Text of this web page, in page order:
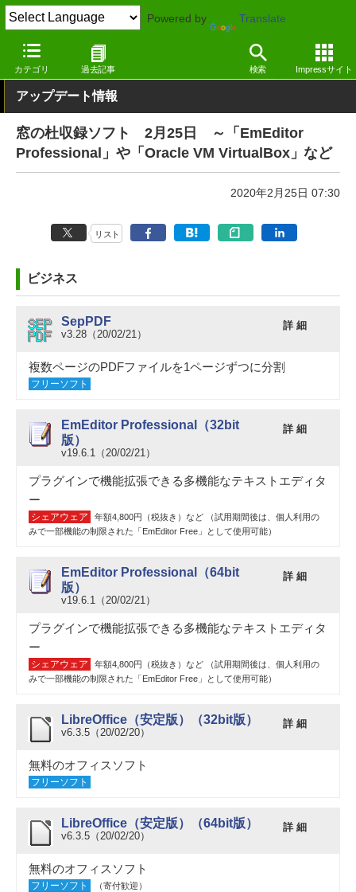
Powered by Translate
カテゴリ 過去記事 検索 Impressサイト
窓の杜 その他の話題 アップデート
アップデート情報
窓の杜収録ソフト 2月25日 ～「EmEditor
Professional」や「Oracle VM VirtualBox」など
2020年2月25日 07:30
リスト
ビジネス
SepPDF
v3.28（20/02/21）
詳 細
複数ページのPDFファイルを1ページずつに分割
フリーソフト
EmEditor Professional（32bit
版）
v19.6.1（20/02/21）
詳 細
プラグインで機能拡張できる多機能なテキストエディタ
ー
シェアウェア
年額4,800円（税抜き）など （試用期間後は、個人利用の
みで一部機能の制限された「EmEditor Free」として使用可能）
EmEditor Professional（64bit
版）
v19.6.1（20/02/21）
詳 細
プラグインで機能拡張できる多機能なテキストエディタ
ー
シェアウェア
年額4,800円（税抜き）など （試用期間後は、個人利用の
みで一部機能の制限された「EmEditor Free」として使用可能）
LibreOffice（安定版）（32bit版）
v6.3.5（20/02/20）
詳 細
無料のオフィスソフト
フリーソフト
LibreOffice（安定版）（64bit版）
v6.3.5（20/02/20）
詳 細
無料のオフィスソフト
フリーソフト （寄付歓迎）